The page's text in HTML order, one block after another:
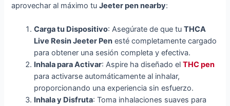
aprovechar al máximo tuJeeter pen nearby:
Carga tu Dispositivo: Asegúrate de que tuTHCA
Live Resin Jeeter Pen esté completamente cargado
para obtener una sesión completa y efectiva.
Inhala para Activar: Aspire ha diseñado elTHC pen
para activarse automáticamente al inhalar,
proporcionando una experiencia sin esfuerzo.
Inhala y Disfruta: Toma inhalaciones suaves para